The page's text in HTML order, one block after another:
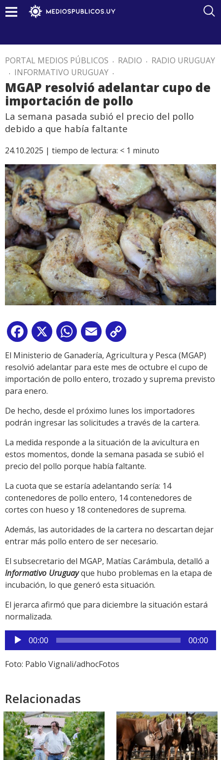
PORTAL MEDIOS PÚBLICOS . RADIO . RADIO URUGUAY
. INFORMATIVO URUGUAY .
MGAP resolvió adelantar cupo de
importación de pollo
La semana pasada subió el precio del pollo
debido a que había faltante
24.10.2025 | tiempo de lectura: < 1 minuto
Facebook
X WhatsApp
Email
Link
El Ministerio de Ganadería, Agricultura y Pesca (MGAP)
resolvió adelantar para este mes de octubre el cupo de
importación de pollo entero, trozado y suprema previsto
para enero.
De hecho, desde el próximo lunes los importadores
podrán ingresar las solicitudes a través de la cartera.
La medida responde a la situación de la avicultura en
estos momentos, donde la semana pasada se subió el
precio del pollo porque había faltante.
La cuota que se estaría adelantando sería: 14
contenedores de pollo entero, 14 contenedores de
cortes con hueso y 18 contenedores de suprema.
Además, las autoridades de la cartera no descartan dejar
entrar más pollo entero de ser necesario.
El subsecretario del MGAP, Matías Carámbula, detalló a
Informativo Uruguayque hubo problemas en la etapa de
incubación, lo que generó esta situación.
El jerarca afirmó que para diciembre la situación estará
normalizada.
Reproductor
de
audio
00:00 00:00
Foto: Pablo Vignali/adhocFotos
Relacionadas